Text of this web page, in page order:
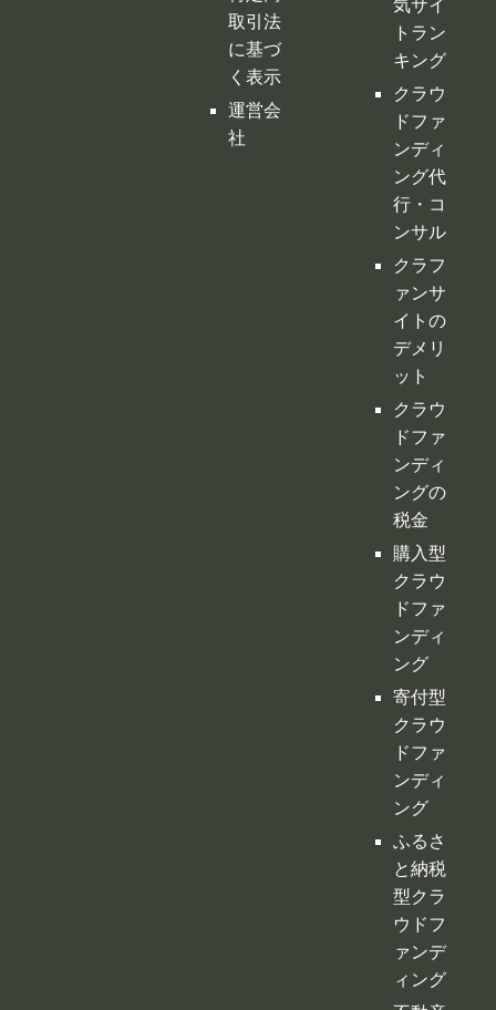
取引法
に基づ
く表示
運営会
社
気サイ
トラン
キング
クラウ
ドファ
ンディ
ング代
行・コ
ンサル
クラフ
ァンサ
イトの
デメリ
ット
クラウ
ドファ
ンディ
ングの
税金
購入型
クラウ
ドファ
ンディ
ング
寄付型
クラウ
ドファ
ンディ
ング
ふるさ
と納税
型クラ
ウドフ
ァンデ
ィング